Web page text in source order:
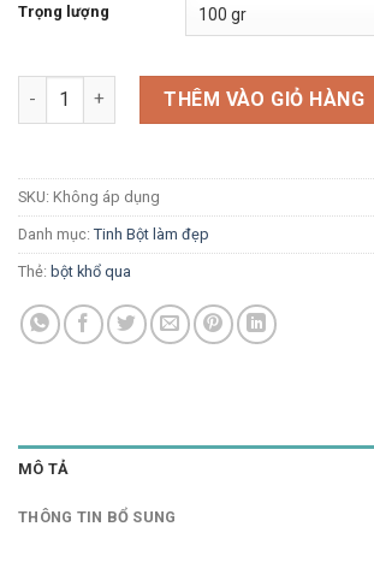
Trọng lượng
BỘT KHỔ QUA RỪNG NGUYÊN CHẤT số
THÊM VÀO GIỎ HÀNG
SKU: Không áp dụng
Danh mục: Tinh Bột làm đẹp
Thẻ: bột khổ qua
MÔ TẢ
THÔNG TIN BỔ SUNG